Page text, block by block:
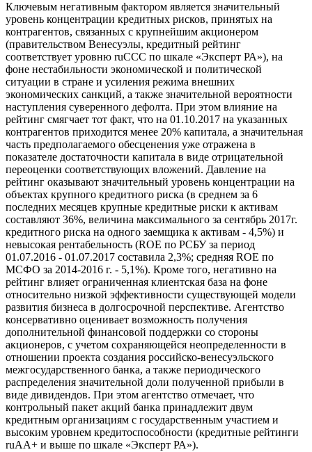
Ключевым негативным фактором является значительный
уровень концентрации кредитных рисков, принятых на
контрагентов, связанных с крупнейшим акционером
(правительством Венесуэлы, кредитный рейтинг
соответствует уровню ruССС по шкале «Эксперт РА»), на
фоне нестабильности экономической и политической
ситуации в стране и усиления режима внешних
экономических санкций, а также значительной вероятности
наступления суверенного дефолта. При этом влияние на
рейтинг смягчает тот факт, что на 01.10.2017 на указанных
контрагентов приходится менее 20% капитала, а значительная
часть предполагаемого обесценения уже отражена в
показателе достаточности капитала в виде отрицательной
переоценки соответствующих вложений. Давление на
рейтинг оказывают значительный уровень концентрации на
объектах крупного кредитного риска (в среднем за 6
последних месяцев крупные кредитные риски к активам
составляют 36%, величина максимального за сентябрь 2017г.
кредитного риска на одного заемщика к активам - 4,5%) и
невысокая рентабельность (ROE по РСБУ за период
01.07.2016 - 01.07.2017 составила 2,3%; средняя RОЕ по
МСФО за 2014-2016 г. - 5,1%). Кроме того, негативно на
рейтинг влияет ограниченная клиентская база на фоне
относительно низкой эффективности существующей модели
развития бизнеса в долгосрочной перспективе. Агентство
консервативно оценивает возможность получения
дополнительной финансовой поддержки со стороны
акционеров, с учетом сохраняющейся неопределенности в
отношении проекта создания российско-венесуэльского
межгосударственного банка, а также периодического
распределения значительной доли полученной прибыли в
виде дивидендов. При этом агентство отмечает, что
контрольный пакет акций банка принадлежит двум
кредитным организациям с государственным участием и
высоким уровнем кредитоспособности (кредитные рейтинги
ruAA+ и выше по шкале «Эксперт РА»).